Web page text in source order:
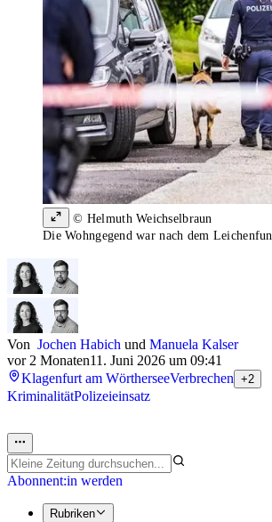
© Helmuth Weichselbraun
Die Wohngegend war nach dem
Von Jochen Habich und Manuela Kalser
vor 2 Monaten11. Juni 2026 um 09:41
Klagenfurt am WörtherseeVerbrechen +2
KriminalitätPolizeieinsatz
Abonnent:in werden
Rubriken